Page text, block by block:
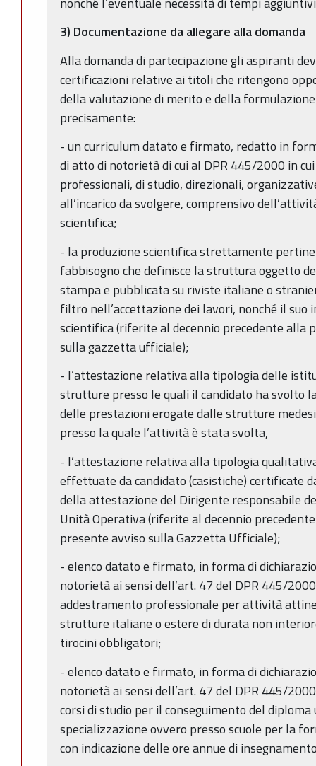
3) Documentazione da allegare alla domanda
Alla domanda di partecipazione gli aspiranti
certificazioni relative ai titoli che ritengono
della valutazione di merito e della
precisamente:
- un curriculum datato e firmato, redatto in
di atto di notorietà di cui al DPR 445/2000 in
professionali, di studio, direzionali,
all’incarico da svolgere, comprensivo
scientifica;
- la produzione scientifica strettamente
fabbisogno che definisce la struttura oggetto
stampa e pubblicata su riviste italiane o
filtro nell’accettazione dei lavori, nonché il
scientifica (riferite al decennio precedente alla
sulla gazzetta ufficiale);
- l’attestazione relativa alla tipologia delle
strutture presso le quali il candidato ha svolto
delle prestazioni erogate dalle strutture
presso la quale l’attività è stata svolta,
- l’attestazione relativa alla tipologia
effettuate da candidato (casistiche) certificate
della attestazione del Dirigente responsabile
Unità Operativa (riferite al decennio
presente avviso sulla Gazzetta Ufficiale);
- elenco datato e firmato, in forma di
notorietà ai sensi dell’art. 47 del DPR 445/
addestramento professionale per attività
strutture italiane o estere di durata non
tirocini obbligatori;
- elenco datato e firmato, in forma di
notorietà ai sensi dell’art. 47 del DPR 445/
corsi di studio per il conseguimento del
specializzazione ovvero presso scuole per la
con indicazione delle ore annue di